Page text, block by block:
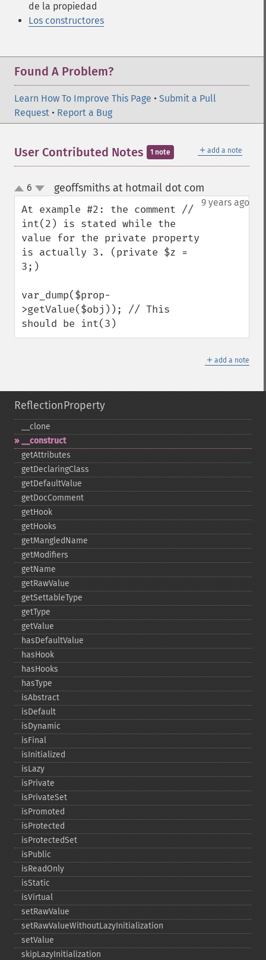
de la propiedad
Los constructores
Found A Problem?
Learn How To Improve This Page • Submit a Pull
Request • Report a Bug
＋ add a note
User Contributed Notes 1 note
up
down
6 geoffsmiths at hotmail dot com
9 years ago
At example #2: the comment //
int(2) is stated while the
value for the private property
is actually 3. (private $z =
3;)
var_dump($prop-
>getValue($obj)); // This
should be int(3)
＋ add a note
ReflectionProperty
_​_​clone
_​_​construct
getAttributes
getDeclaringClass
getDefaultValue
getDocComment
getHook
getHooks
getMangledName
getModifiers
getName
getRawValue
getSettableType
getType
getValue
hasDefaultValue
hasHook
hasHooks
hasType
isAbstract
isDefault
isDynamic
isFinal
isInitialized
isLazy
isPrivate
isPrivateSet
isPromoted
isProtected
isProtectedSet
isPublic
isReadOnly
isStatic
isVirtual
setRawValue
setRawValueWithoutLazyInitialization
setValue
skipLazyInitialization